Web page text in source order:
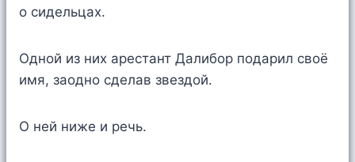
о сидельцах.
Одной из них арестант Далибор подарил своё
имя, заодно сделав звездой.
О ней ниже и речь.